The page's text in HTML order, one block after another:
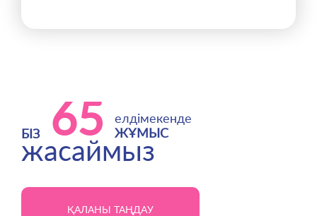
БІЗ 65
елдімекенде
ЖҰМЫС
жасаймыз
ҚАЛАНЫ ТАҢДАУ